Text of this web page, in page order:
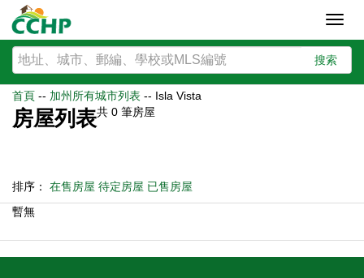
搜索
首頁 -- 加州所有城市列表 -- Isla Vista
房屋列表共 0 筆房屋
排序： 在售房屋 待定房屋 已售房屋
暫無